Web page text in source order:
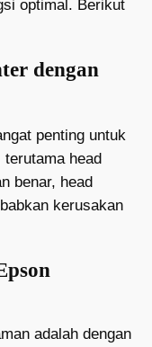
optimal. Berikut
dengan
penting untuk
terutama head
benar, head
kerusakan
adalah dengan